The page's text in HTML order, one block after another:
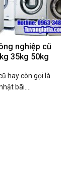
nghiệp cũ
35kg 50kg
hay còn gọi là
bãi....